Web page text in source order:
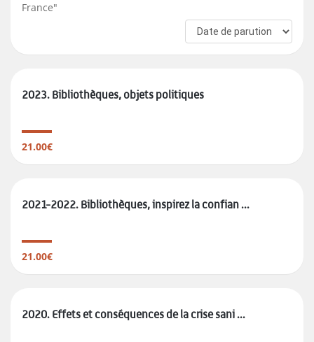
France"
2023. Bibliothèques, objets politiques
21.00€
2021-2022. Bibliothèques, inspirez la confian ...
21.00€
2020. Effets et conséquences de la crise sani ...